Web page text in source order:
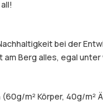
bei der
Berg alles, egal
m² Körper, 40g/m²